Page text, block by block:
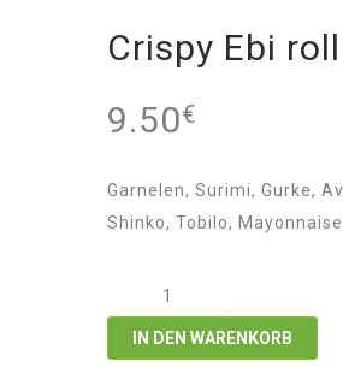
Crispy Ebi roll
9.50€
Garnelen, Surimi, Gurke,
Shinko, Tobilo, Mayonnaise
Ebi
roll
IN DEN WARENKORB